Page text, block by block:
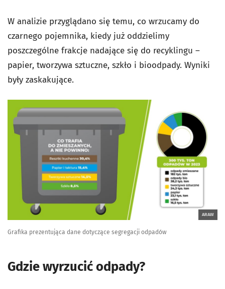
W analizie przyglądano się temu, co wrzucamy do
czarnego pojemnika, kiedy już oddzielimy
poszczególne frakcje nadające się do recyklingu –
papier, tworzywa sztuczne, szkło i bioodpady. Wyniki
były zaskakujące.
ARAW
Grafika prezentująca dane dotyczące segregacji odpadów
Gdzie wyrzucić odpady?